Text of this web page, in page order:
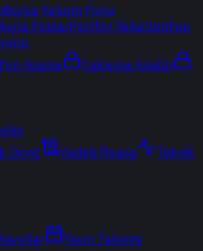
Borsa Yatırım Fonu
FonlarPortföy ŞirketleriFon
Arama
Çakışma Analizi
Döviz Vadeli Piyasa
Teknik
Yayın Takvimi